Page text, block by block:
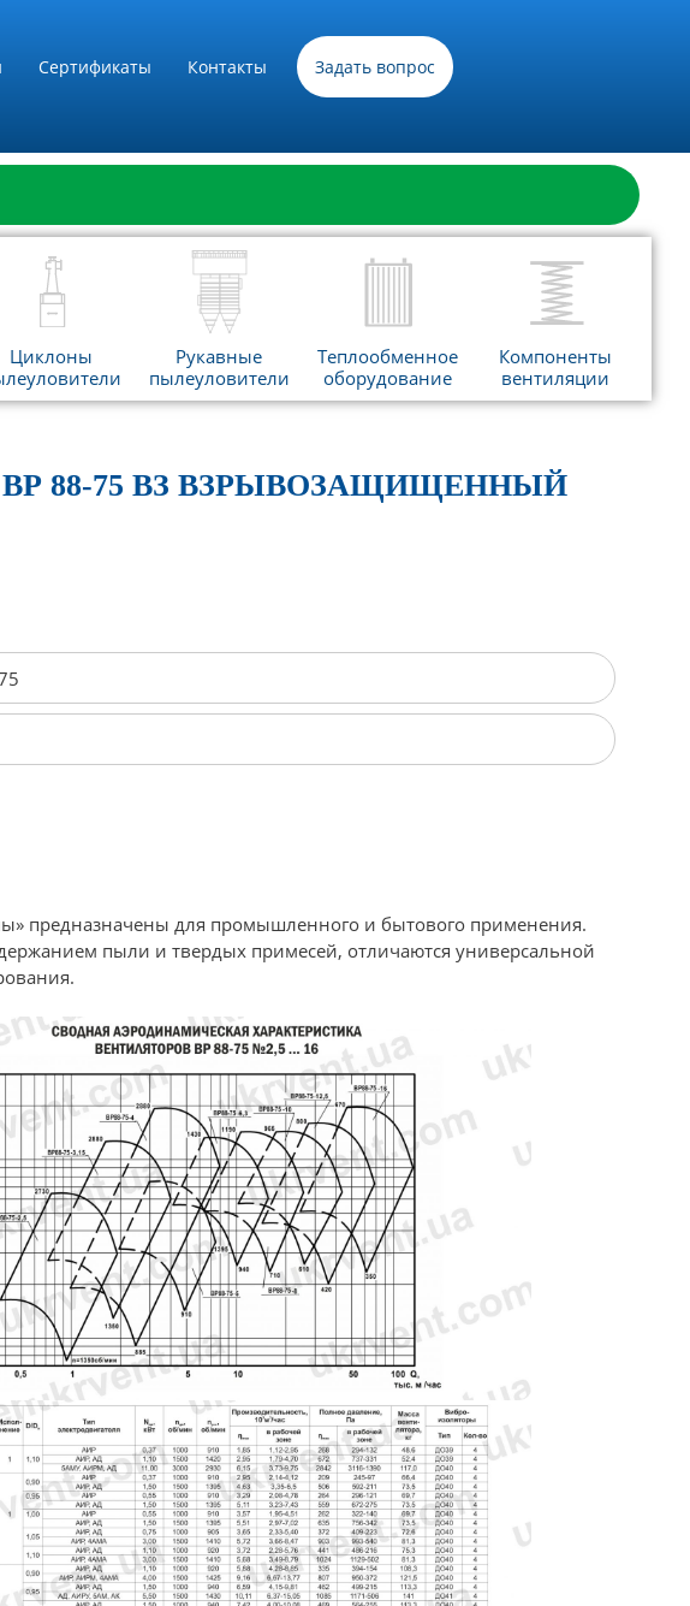
Сертификаты Контакты Задать вопрос
Циклоны
Рукавные
пылеуловители
Теплообменное
оборудование
Компоненты
вентиляции
88-75 ВЗ ВЗРЫВОЗАЩИЩЕННЫЙ
предназначены для промышленного и бытового применения.
пыли и твердых примесей, отличаются универсальной